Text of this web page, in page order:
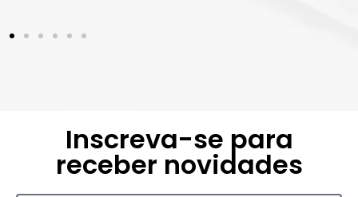
Inscreva-se para
receber novidades